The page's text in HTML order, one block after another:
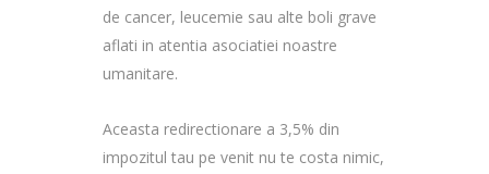
de cancer, leucemie sau alte boli grave
aflati in atentia asociatiei noastre
umanitare.
Aceasta redirectionare a 3,5% din
impozitul tau pe venit nu te costa nimic,